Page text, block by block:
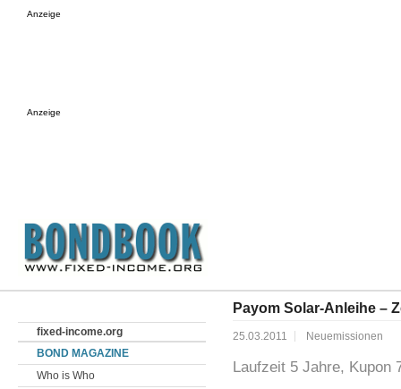
Anzeige
Anzeige
Payom Solar-Anleihe –
25.03.2011 Neuemissionen
Laufzeit 5 Jahre, Kupon
fixed-income.org
BOND MAGAZINE
Who is Who